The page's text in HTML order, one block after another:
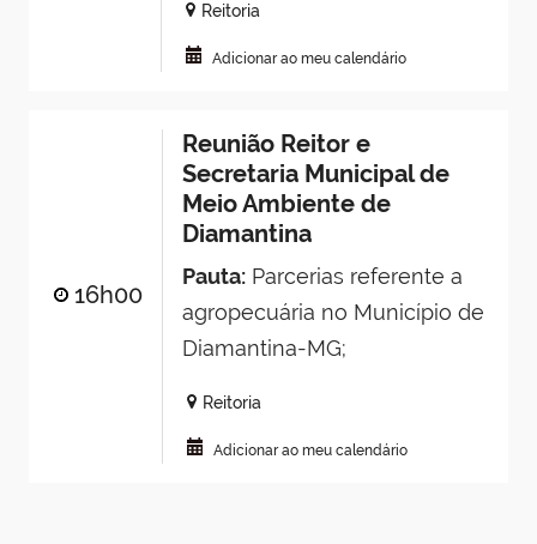
Reitoria
Adicionar ao meu calendário
16h00
Reunião Reitor e
Secretaria Municipal de
Meio Ambiente de
Diamantina
Pauta:Parcerias referente a
agropecuária no Município de
Diamantina-MG;
Reitoria
Adicionar ao meu calendário